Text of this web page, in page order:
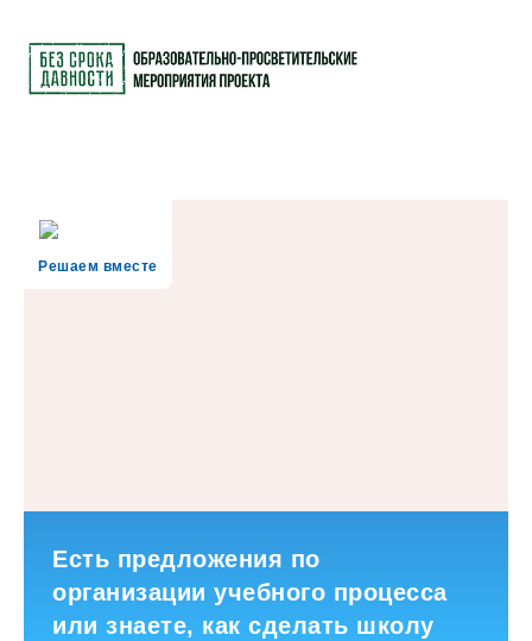
Решаем вместе
Есть предложения по
организации учебного процесса
или знаете, как сделать школу